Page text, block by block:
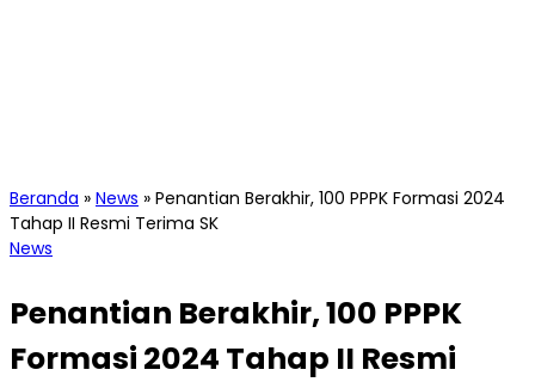
Beranda » News » Penantian Berakhir, 100 PPPK Formasi 2024
Tahap II Resmi Terima SK
News
Penantian Berakhir, 100 PPPK
Formasi 2024 Tahap II Resmi